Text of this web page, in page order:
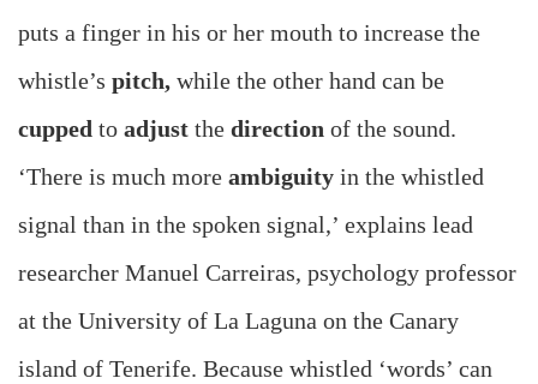
puts a finger in his or her mouth to increase the
whistle’s pitch, while the other hand can be
cupped to adjust the direction of the sound.
‘There is much more ambiguity in the whistled
signal than in the spoken signal,’ explains lead
researcher Manuel Carreiras, psychology professor
at the University of La Laguna on the Canary
island of Tenerife. Because whistled ‘words’ can